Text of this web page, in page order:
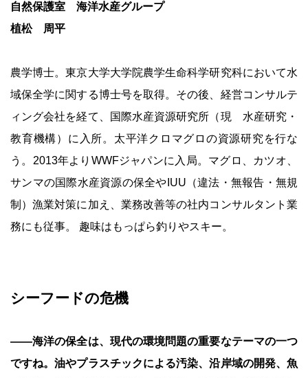
自然保護室 海洋水産グループ
植松 周平
農学博士。東京大学大学院農学生命科学研究科において水
域保全学に関する博士号を取得。その後、経営コンサルテ
ィング会社を経て、国際水産資源研究所（現 水産研究・
教育機構）に入所。太平洋クロマグロの資源研究を行な
う。2013年よりWWFジャパンに入局。マグロ、カツオ、
サンマの国際水産資源の保全やIUU（違法・無報告・無規
制）漁業対策に加え、業務改善等の社内コンサルタント業
務にも従事。 趣味はもっぱら釣りやスキー。
シーフードの危機
――海洋の保全は、現代の環境問題の重要なテーマの一つ
ですね。油やプラスチックによる汚染、沿岸域の開発、魚